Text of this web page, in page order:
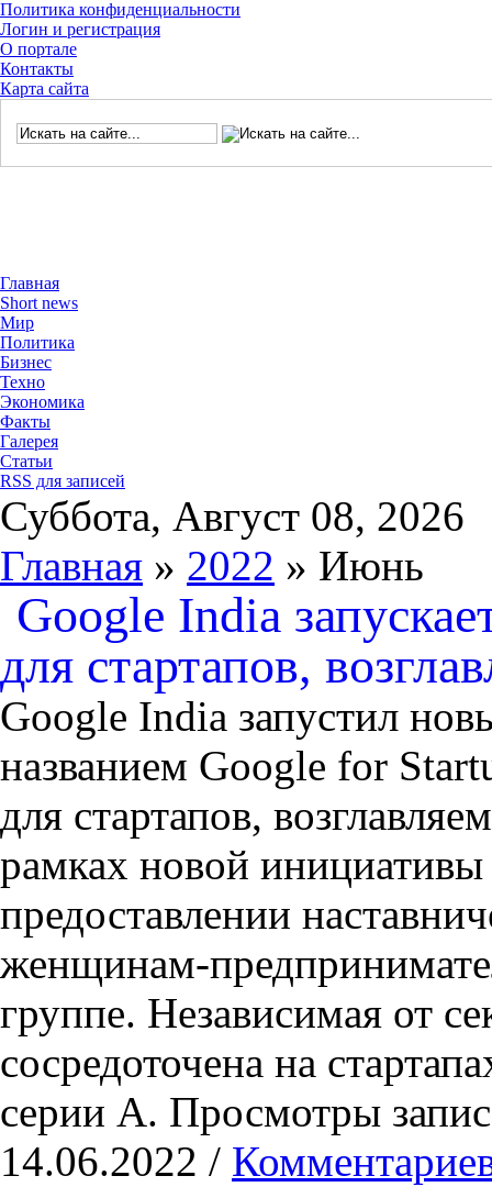
Политика конфиденциальности
Логин и регистрация
О портале
Контакты
Карта сайта
Главная
Short news
Мир
Политика
Бизнес
Техно
Экономика
Факты
Галерея
Статьи
RSS для записей
Суббота, Август 08, 2026
Главная » 2022 » Июнь
Google India
для стартапов,
Google India запустил
названием Google for
для стартапов,
рамках новой
предоставлении
женщинам-
группе. Независимая от
сосредоточена на
серии А. Просмотры
14.06.2022 /